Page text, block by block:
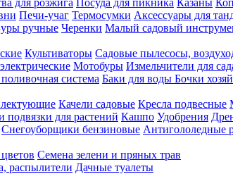
Печи-учаг Термосумки Аксессуары для
ручные Черенки Малый садовый
Культиваторы Садовые пылесосы,
Мотобуры Измельчители для
система Баки для воды Бочки
Качели садовые Кресла подвесные
для растений Кашпо Удобрения
Снегоуборщики бензиновые Антигололедные
Семена зелени и пряных трав
распылители Дачные туалеты